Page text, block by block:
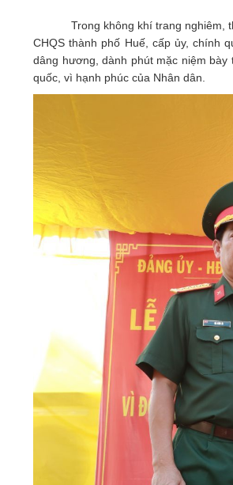
Trong không khí trang nghiêm,
CHQS thành phố Huế, cấp ủy, chính
dâng hương, dành phút mặc niệm
quốc, vì hạnh phúc của Nhân dân.